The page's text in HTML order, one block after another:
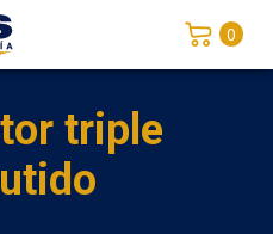
0
triple